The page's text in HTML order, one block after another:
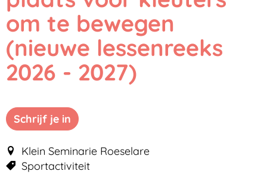
om te bewegen
(nieuwe lessenreeks
2026 - 2027)
Schrijf je in
Klein Seminarie Roeselare
Sportactiviteit